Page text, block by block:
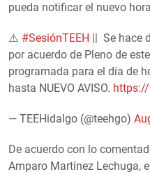
pueda notificar el nuevo
⚠️ #SesiónTEEH
|| Se hace
por acuerdo de Pleno de
programada para el día de
hasta NUEVO AVISO.
— TEEHidalgo (@teehgo)
De acuerdo con lo
Amparo Martínez Lechuga,